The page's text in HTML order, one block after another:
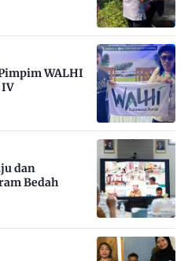
WALHI
IV
dan
Bedah